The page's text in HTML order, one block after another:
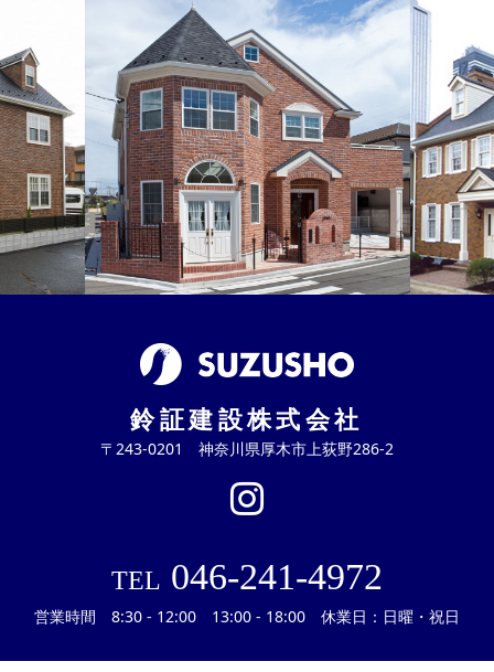
鈴証建設株式会社
〒243-0201 神奈川県厚木市上荻野286-2
TEL 046-241-4972
営業時間 8:30 - 12:00 13:00 - 18:00 休業日：日曜・祝日